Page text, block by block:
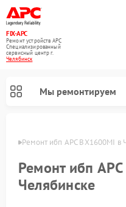
FIX-APC
Ремонт устройств APC
Специализированный
cервисный центр г.
Челябинск
Мы ремонтируем
Ремонт ибп APC BX1600MI в
Ремонт ибп
Челябинске